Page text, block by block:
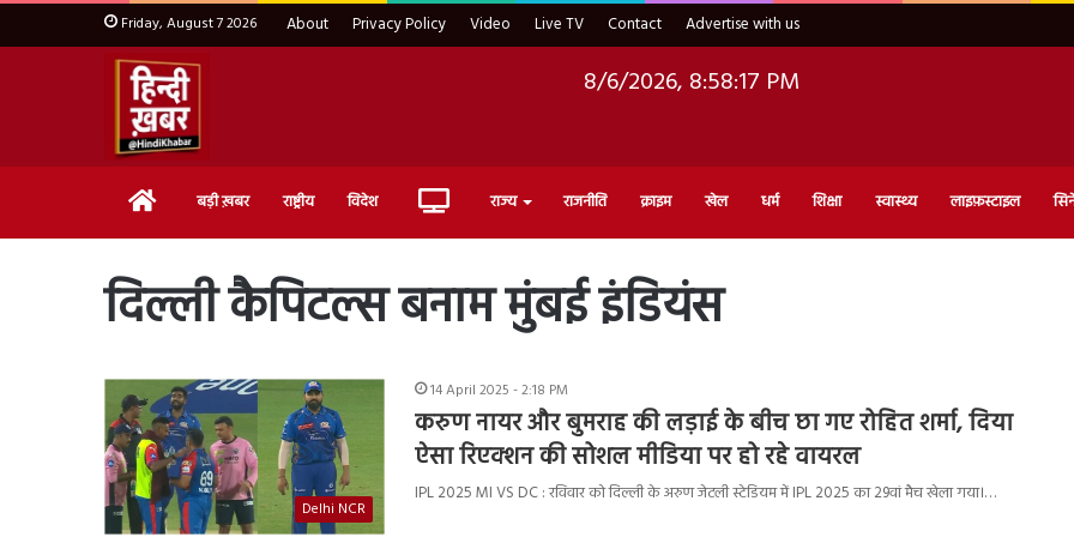
Friday, August 7 2026 About Privacy Policy Video Live TV Contact Advertise with us
8/6/2026, 8:58:18 PM
Home बड़ी ख़बर राष्ट्रीय विदेश Live राज्य राजनीति क्राइम खेल धर्म शिक्षा स्वास्थ्य लाइफ़स्टाइल
दिल्ली कैपिटल्स बनाम मुंबई इंडियंस
Delhi NCR
14 April 2025 - 2:18 PM
करुण नायर और बुमराह की लड़ाई के बीच छा गए रोहित शर्मा, दिया
ऐसा रिएक्शन की सोशल मीडिया पर हो रहे वायरल
IPL 2025 MI VS DC : रविवार को दिल्ली के अरुण जेटली स्टेडियम में IPL 2025 का 29वां मैच खेला गया।…